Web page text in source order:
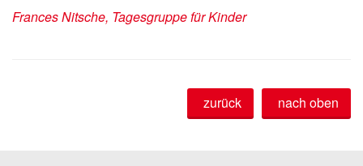
Frances Nitsche, Tagesgruppe für Kinder
nach oben
zurück